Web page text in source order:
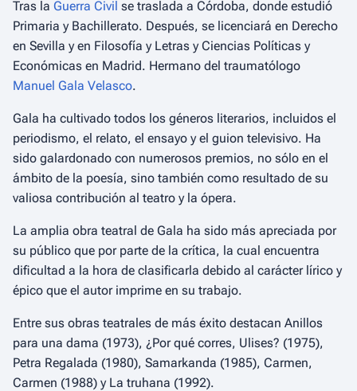
Tras la Guerra Civil se traslada a Córdoba, donde estudió
Primaria y Bachillerato. Después, se licenciará en Derecho
en Sevilla y en Filosofía y Letras y Ciencias Políticas y
Económicas en Madrid. Hermano del traumatólogo
Manuel Gala Velasco.
Gala ha cultivado todos los géneros literarios, incluidos el
periodismo, el relato, el ensayo y el guion televisivo. Ha
sido galardonado con numerosos premios, no sólo en el
ámbito de la poesía, sino también como resultado de su
valiosa contribución al teatro y la ópera.
La amplia obra teatral de Gala ha sido más apreciada por
su público que por parte de la crítica, la cual encuentra
dificultad a la hora de clasificarla debido al carácter lírico y
épico que el autor imprime en su trabajo.
Entre sus obras teatrales de más éxito destacan Anillos
para una dama (1973), ¿Por qué corres, Ulises? (1975),
Petra Regalada (1980), Samarkanda (1985), Carmen,
Carmen (1988) y La truhana (1992).